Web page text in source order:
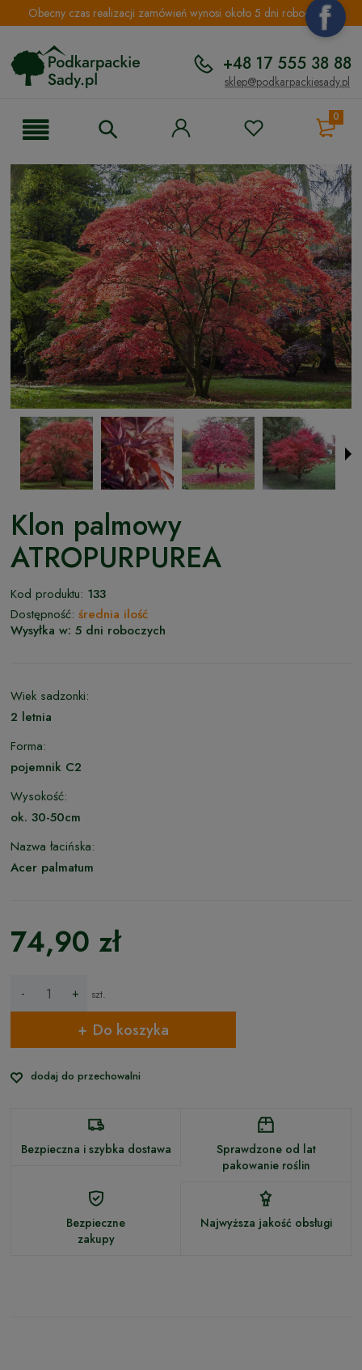
Obecny czas realizacji zamówień wynosi około 5 dni roboczych.
+48 17 555 38 88
sklep@podkarpackiesady.pl
0
Klon palmowy
ATROPURPUREA
Kod produktu: 133
Dostępność: średnia ilość
Wysyłka w: 5 dni roboczych
Wiek sadzonki:
2 letnia
Forma:
pojemnik C2
Wysokość:
ok. 30-50cm
Nazwa łacińska:
Acer palmatum
74,90 zł
- + szt.
Do koszyka
dodaj do przechowalni
Bezpieczna i szybka dostawa
Sprawdzone od lat
pakowanie roślin
Bezpieczne
zakupy
Najwyższa jakość obsługi